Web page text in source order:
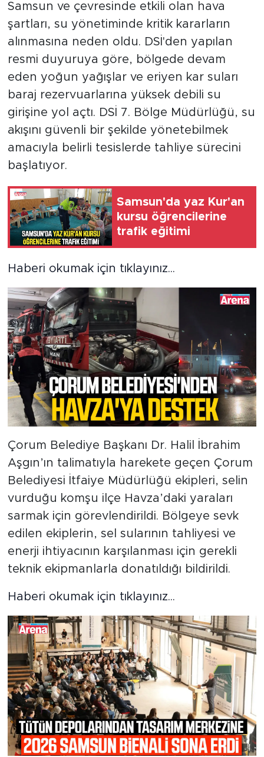
Samsun ve çevresinde etkili olan hava
şartları, su yönetiminde kritik kararların
alınmasına neden oldu. DSİ'den yapılan
resmi duyuruya göre, bölgede devam
eden yoğun yağışlar ve eriyen kar suları
baraj rezervuarlarına yüksek debili su
girişine yol açtı. DSİ 7. Bölge Müdürlüğü, su
akışını güvenli bir şekilde yönetebilmek
amacıyla belirli tesislerde tahliye sürecini
başlatıyor.
Samsun'da yaz Kur'an
kursu öğrencilerine
trafik eğitimi
Haberi okumak için tıklayınız...
Çorum Belediye Başkanı Dr. Halil İbrahim
Aşgın’ın talimatıyla harekete geçen Çorum
Belediyesi İtfaiye Müdürlüğü ekipleri, selin
vurduğu komşu ilçe Havza’daki yaraları
sarmak için görevlendirildi. Bölgeye sevk
edilen ekiplerin, sel sularının tahliyesi ve
enerji ihtiyacının karşılanması için gerekli
teknik ekipmanlarla donatıldığı bildirildi.
Haberi okumak için tıklayınız...